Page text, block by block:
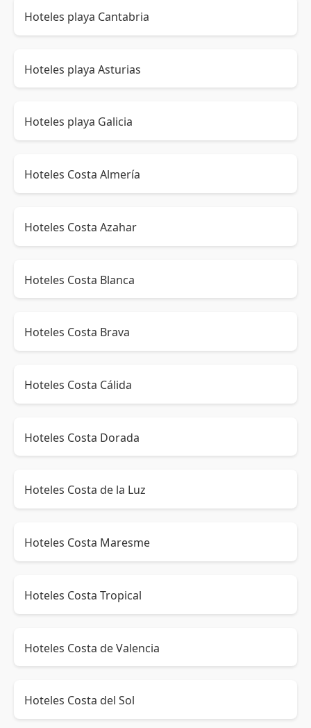
Hoteles playa Cantabria
Hoteles playa Asturias
Hoteles playa Galicia
Hoteles Costa Almería
Hoteles Costa Azahar
Hoteles Costa Blanca
Hoteles Costa Brava
Hoteles Costa Cálida
Hoteles Costa Dorada
Hoteles Costa de la Luz
Hoteles Costa Maresme
Hoteles Costa Tropical
Hoteles Costa de Valencia
Hoteles Costa del Sol